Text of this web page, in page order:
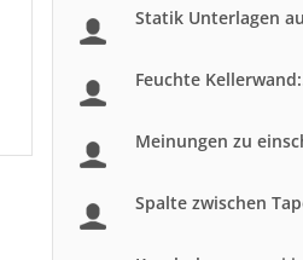
Statik Unterlagen
Feuchte
Meinungen zu
Spalte zwischen